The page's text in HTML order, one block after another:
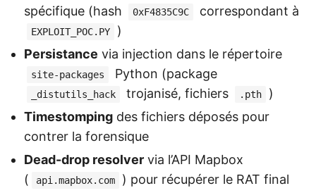
spécifique (hash
0xF4835C9C correspondant à
EXPLOIT_POC.PY
)
Persistance via injection dans le répertoire
site-packages Python (package
_distutils_hack trojanisé, fichiers .pth
)
Timestomping des fichiers déposés pour
contrer la forensique
Dead-drop resolver via l’API Mapbox
(
api.mapbox.com
) pour récupérer le RAT final